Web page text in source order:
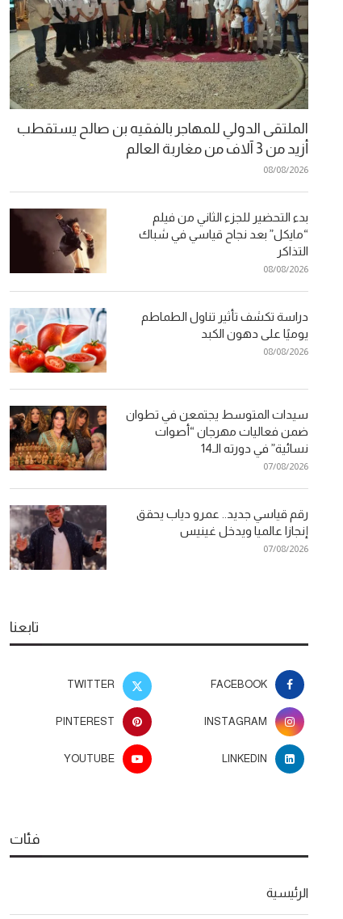
الملتقى الدولي للمهاجر بالفقيه بن صالح يستقطب
أزيد من 3 آلاف من مغاربة العالم
08/08/2026
بدء التحضير للجزء الثاني من فيلم
“مايكل” بعد نجاح قياسي في شباك
التذاكر
08/08/2026
دراسة تكشف تأثير تناول الطماطم
يوميًا على دهون الكبد
08/08/2026
سيدات المتوسط يجتمعن في تطوان
ضمن فعاليات مهرجان “أصوات
نسائية” في دورته الـ14
07/08/2026
رقم قياسي جديد.. عمرو دياب يحقق
إنجازا عالميا ويدخل غينيس
07/08/2026
تابعنا
FACEBOOK
TWITTER
INSTAGRAM
PINTEREST
LINKEDIN
YOUTUBE
فئات
الرئيسية